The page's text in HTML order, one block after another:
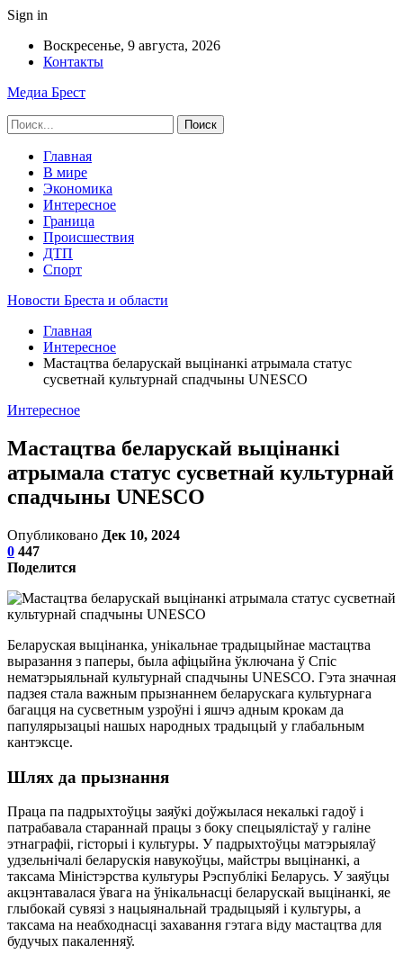
Sign in
Воскресенье, 9 августа, 2026
Контакты
Медиа Брест
Главная
В мире
Экономика
Интересное
Граница
Происшествия
ДТП
Спорт
Новости Бреста и области
Главная
Интересное
Мастацтва беларускай выцінанкі атрымала статус
сусветнай культурнай спадчыны UNESCO
Интересное
Мастацтва беларускай выцінанкі
атрымала статус сусветнай культурнай
спадчыны UNESCO
Опубликовано Дек 10, 2024
0 447
Поделится
Беларуская выцінанка, унікальнае традыцыйнае мастацтва
выразання з паперы, была афіцыйна ўключана ў Спіс
нематэрыяльнай культурнай спадчыны UNESCO. Гэта значная
падзея стала важным прызнаннем беларускага культурнага
багацця на сусветным узроўні і яшчэ адным крокам да
папулярызацыі нашых народных традыцый у глабальным
кантэксце.
Шлях да прызнання
Праца па падрыхтоўцы заяўкі доўжылася некалькі гадоў і
патрабавала стараннай працы з боку спецыялістаў у галіне
этнаграфіі, гісторыі і культуры. У падрыхтоўцы матэрыялаў
удзельнічалі беларускія навукоўцы, майстры выцінанкі, а
таксама Міністэрства культуры Рэспублікі Беларусь. У заяўцы
акцэнтавалася ўвага на ўнікальнасці беларускай выцінанкі, яе
глыбокай сувязі з нацыянальнай традыцыяй і культуры, а
таксама на неабходнасці захавання гэтага віду мастацтва для
будучых пакаленняў.